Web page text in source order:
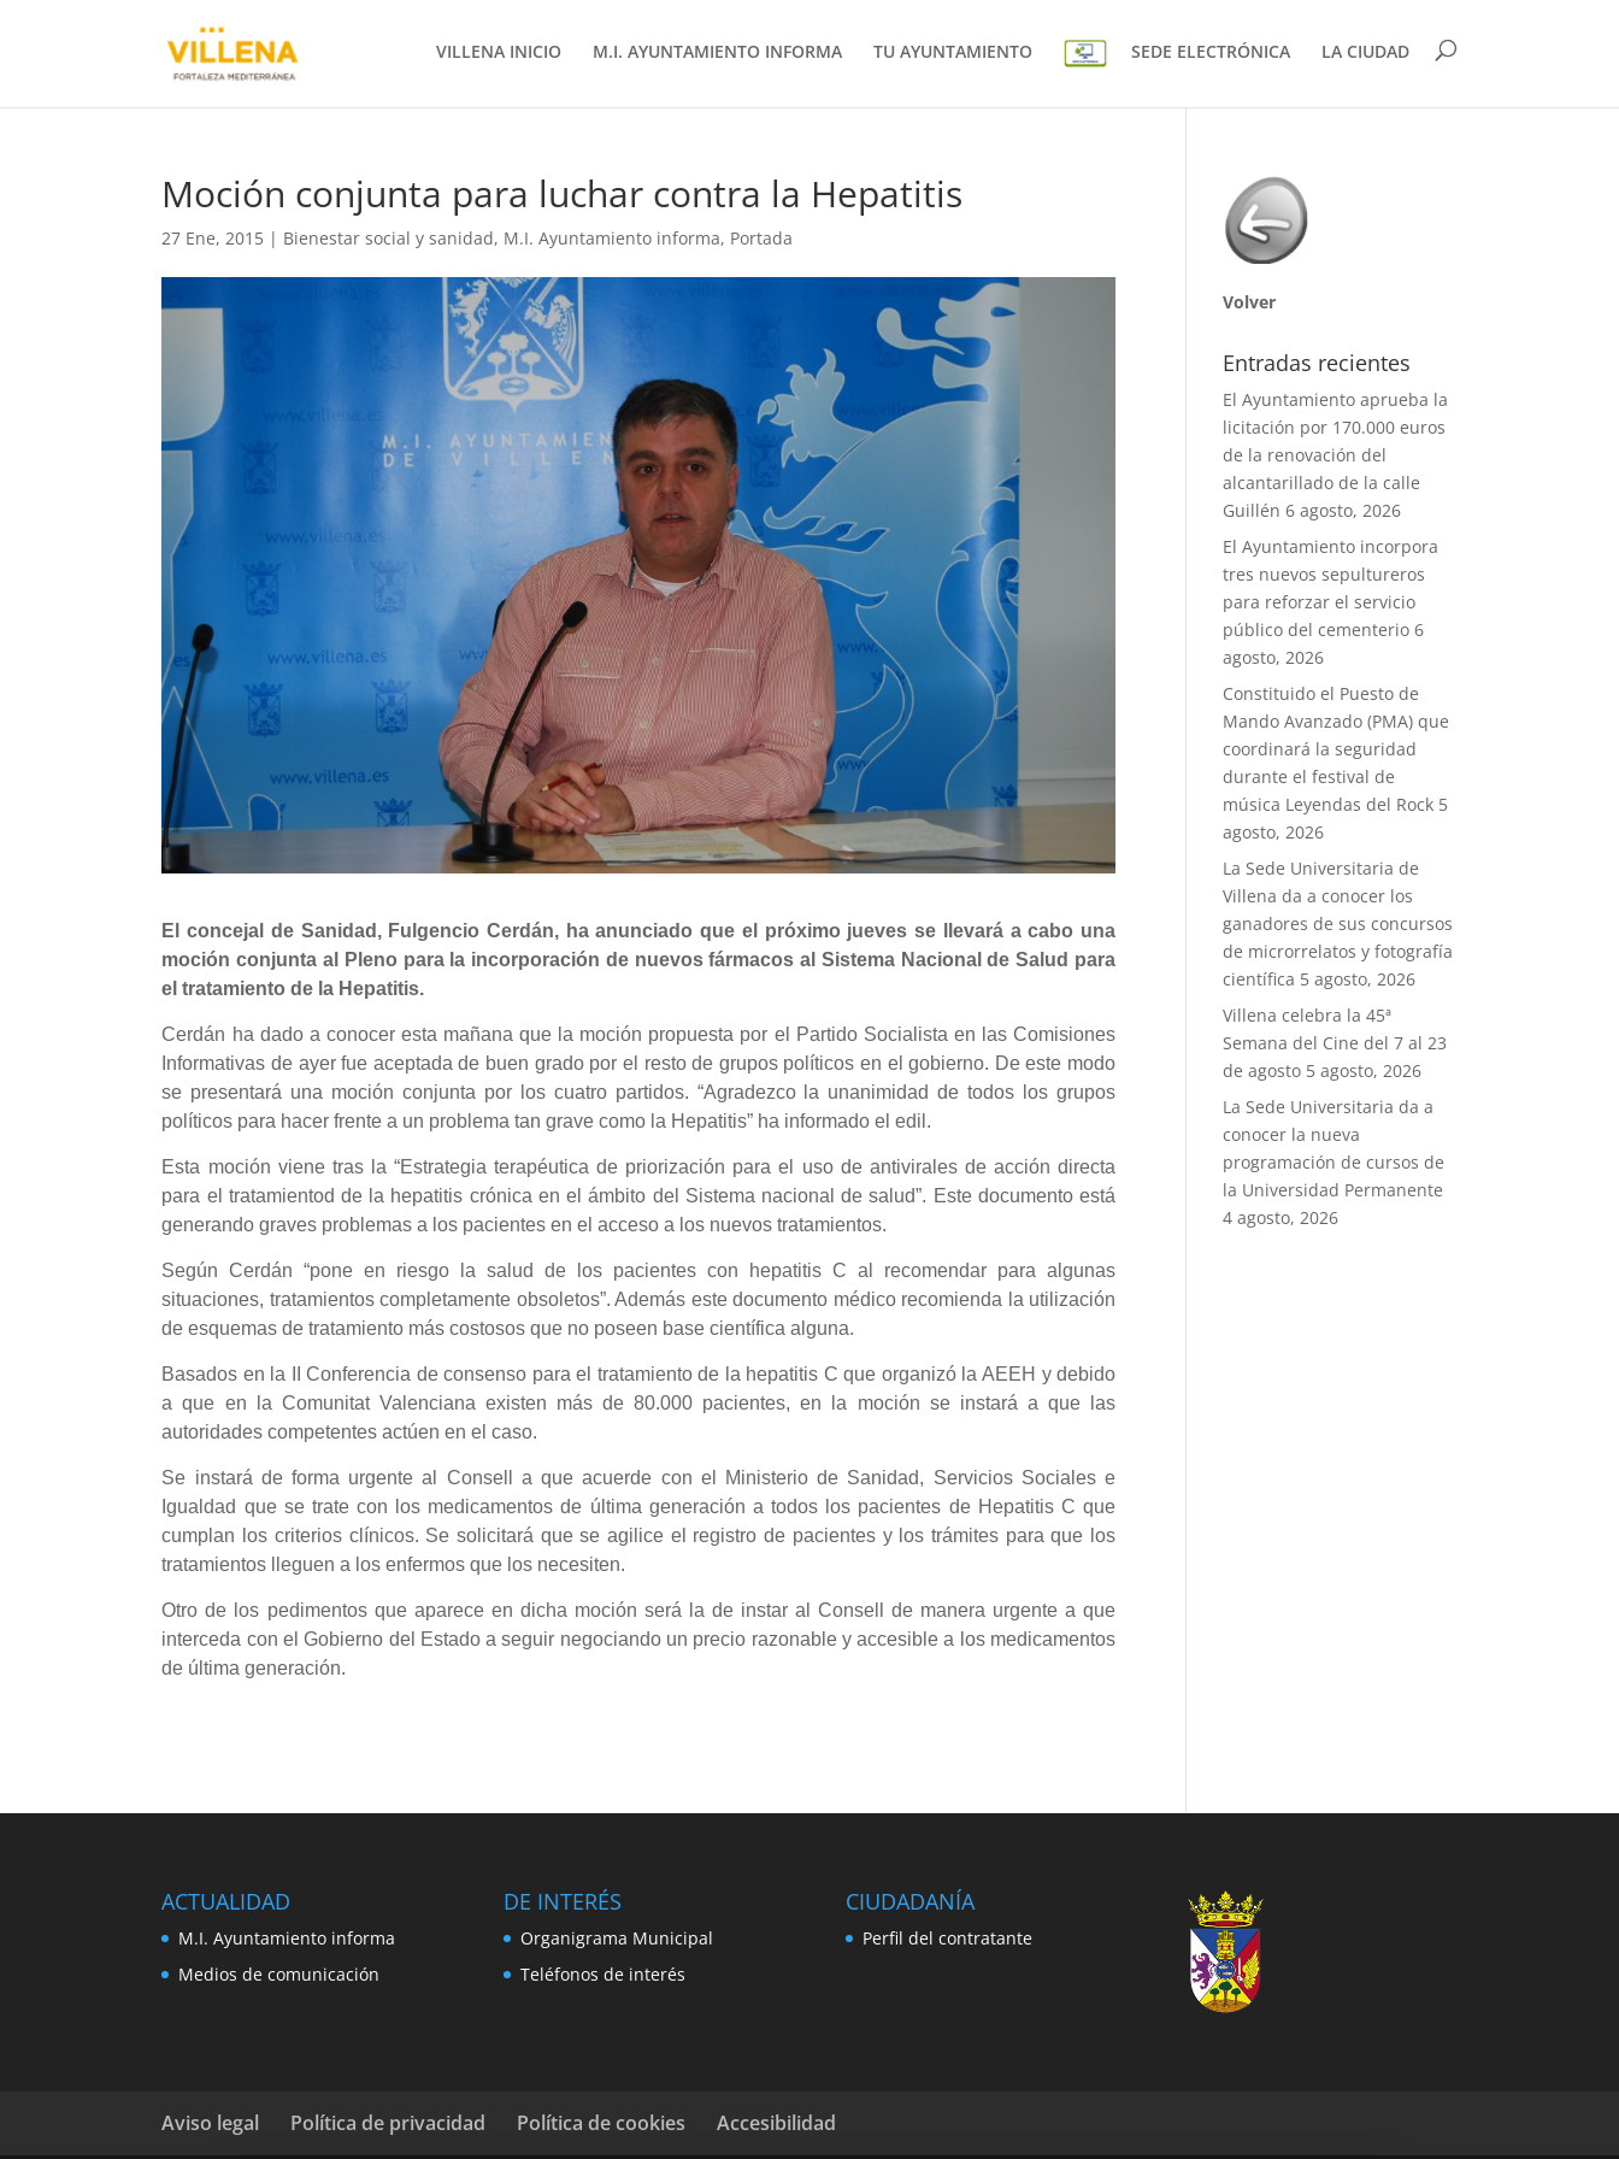
VILLENA INICIO M.I. AYUNTAMIENTO INFORMA TU AYUNTAMIENTO SEDE ELECTRÓNICA LA CIUDAD
Moción conjunta para luchar contra la Hepatitis
27 Ene, 2015 | Bienestar social y sanidad, M.I. Ayuntamiento informa, Portada
El concejal de Sanidad, Fulgencio Cerdán, ha anunciado que el próximo jueves se llevará a cabo una
moción conjunta al Pleno para la incorporación de nuevos fármacos al Sistema Nacional de Salud para
el tratamiento de la Hepatitis.
Cerdán ha dado a conocer esta mañana que la moción propuesta por el Partido Socialista en las Comisiones
Informativas de ayer fue aceptada de buen grado por el resto de grupos políticos en el gobierno. De este modo
se presentará una moción conjunta por los cuatro partidos. “Agradezco la unanimidad de todos los grupos
políticos para hacer frente a un problema tan grave como la Hepatitis” ha informado el edil.
Esta moción viene tras la “Estrategia terapéutica de priorización para el uso de antivirales de acción directa
para el tratamientod de la hepatitis crónica en el ámbito del Sistema nacional de salud”. Este documento está
generando graves problemas a los pacientes en el acceso a los nuevos tratamientos.
Según Cerdán “pone en riesgo la salud de los pacientes con hepatitis C al recomendar para algunas
situaciones, tratamientos completamente obsoletos”. Además este documento médico recomienda la utilización
de esquemas de tratamiento más costosos que no poseen base científica alguna.
Basados en la II Conferencia de consenso para el tratamiento de la hepatitis C que organizó la AEEH y debido
a que en la Comunitat Valenciana existen más de 80.000 pacientes, en la moción se instará a que las
autoridades competentes actúen en el caso.
Se instará de forma urgente al Consell a que acuerde con el Ministerio de Sanidad, Servicios Sociales e
Igualdad que se trate con los medicamentos de última generación a todos los pacientes de Hepatitis C que
cumplan los criterios clínicos. Se solicitará que se agilice el registro de pacientes y los trámites para que los
tratamientos lleguen a los enfermos que los necesiten.
Otro de los pedimentos que aparece en dicha moción será la de instar al Consell de manera urgente a que
interceda con el Gobierno del Estado a seguir negociando un precio razonable y accesible a los medicamentos
de última generación.
Volver
Entradas recientes
El Ayuntamiento aprueba la
licitación por 170.000 euros
de la renovación del
alcantarillado de la calle
Guillén 6 agosto, 2026
El Ayuntamiento incorpora
tres nuevos sepultureros
para reforzar el servicio
público del cementerio 6
agosto, 2026
Constituido el Puesto de
Mando Avanzado (PMA) que
coordinará la seguridad
durante el festival de
música Leyendas del Rock 5
agosto, 2026
La Sede Universitaria de
Villena da a conocer los
ganadores de sus concursos
de microrrelatos y fotografía
científica 5 agosto, 2026
Villena celebra la 45ª
Semana del Cine del 7 al 23
de agosto 5 agosto, 2026
La Sede Universitaria da a
conocer la nueva
programación de cursos de
la Universidad Permanente
4 agosto, 2026
ACTUALIDAD
M.I. Ayuntamiento informa
Medios de comunicación
DE INTERÉS
Organigrama Municipal
Teléfonos de interés
CIUDADANÍA
Perfil del contratante
Aviso legal Política de privacidad Política de cookies Accesibilidad